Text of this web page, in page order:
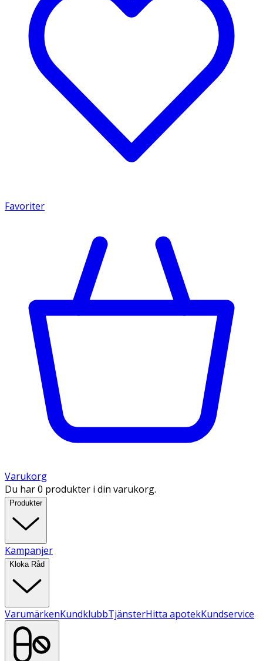
Favoriter
Varukorg
Du har 0 produkter i din varukorg.
Produkter
Kampanjer
Kloka Råd
VarumärkenKundklubbTjänsterHitta apotekKundservice